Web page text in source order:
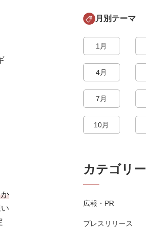
月別テーマ
1月
4月
7月
10月
カテゴリー
広報・PR
プレスリリース